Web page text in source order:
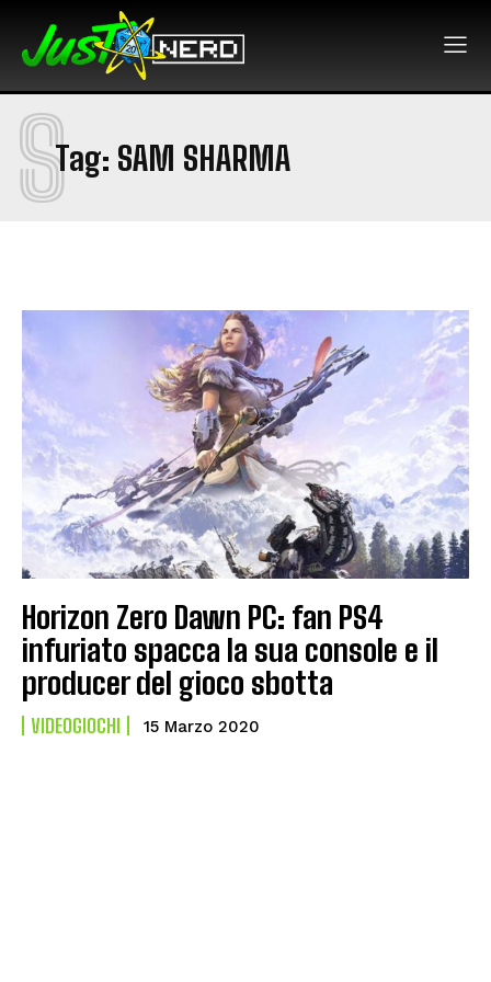
Tag: SAM SHARMA
S
Horizon Zero Dawn PC: fan PS4
infuriato spacca la sua console e il
producer del gioco sbotta
VIDEOGIOCHI 15 Marzo 2020